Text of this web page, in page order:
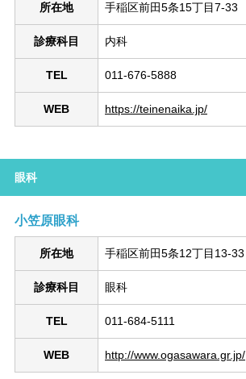
所在地 手稲区前田5条15丁目7-33
診療科目 内科
TEL 011-676-5888
WEB https://teinenaika.jp/
眼科
小笠原眼科
所在地 手稲区前田5条12丁目13-33
診療科目 眼科
TEL 011-684-5111
WEB http://www.ogasawara.gr.jp/